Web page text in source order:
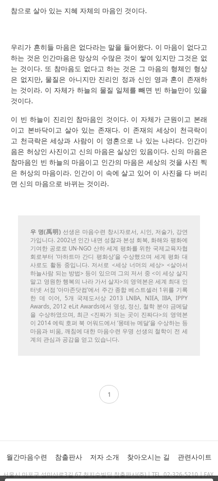
참으로 살아 있는 지혜 자체의 마음인 것이다.
우리가 흔히들 마음은 없다라는 말을 들어왔다. 이 마음이 없다고
하는 것은 인간마음은 망상의 수많은 것이 쌓여 있지만 그것은 없
는 것이다. 또 참마음도 없다고 하는 것은 그 마음의 형체인 형상
은 없지만, 물질은 아니지만 진리인 정과 신인 영과 혼이 존재하
는 것이라. 이 자체가 하늘의 물질 일체를 빼면 빈 하늘만이 있을
것이다.
이 빈 하늘이 진리인 참마음인 것이다. 이 자체가 근원이고 본래
이고 본바닥이고 살아 있는 존재다. 이 존재의 세상이 천극락이
고 천극락은 세상과 사람이 이 영혼으로 나 있는 나라다. 인간마
음은 허상인 사진이고 신의 마음은 실상인 있음이다. 신의 마음은
참마음인 빈 하늘의 마음이고 인간의 마음은 세상의 것을 사진 찍
은 허상의 마음이라. 인간이 이 속에 살고 있어 이 사진을 다 버리
면 신의 마음으로 바뀌는 것이라.
우 명(禹明) 선생은 마음수련 창시자로서, 시인, 저술가, 강연
가입니다. 2002년 인간 내면 성찰과 본성 회복, 화해와 평화에
기여한 공로로 UN-NGO 산하 세계 평화를 위한 국제교육자협
회로부터 ‘마하트마 간디 평화상’을 수상했으며 세계 평화 대
사로도 활동 중입니다. 저서로 <세상 너머의 세상> <살아서
하늘사람 되는 방법> 등이 있으며 그의 저서 중 <이 세상 살지
말고 영원한 행복의 나라 가서 살자>의 영역본은 세계 최대 인
터넷 서점 ‘아마존닷컴’에서 주간 종합 베스트셀러 1위를 기록
한 데 이어, 5개 국제도서상 2013 LNBA, NIEA, IBA, IPPY
Awards, 2012 eLit Awards에서 영성, 정신, 철학 분야 금메달
을 수상하였으며, 최근 <진짜가 되는 곳이 진짜다>의 영역본
이 2014 에릭 호퍼 북 어워드에서 ‘몽테뉴 메달’을 수상하는 등
마음과 비움, 깨침에 대한 마음수련 우명 선생의 철학이 전 세
계의 관심과 공감을 얻고 있습니다.
1
월간마음수련 참출판사 저자 소개 찾아오시는 길 관련사이트
서울시 마포구 성미산로3길 67 천지수빌딩 참출판사(주) | TEL. 02-326-5210 | FAX.